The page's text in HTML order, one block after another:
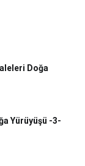
Doğa
Yürüyüşü -3-